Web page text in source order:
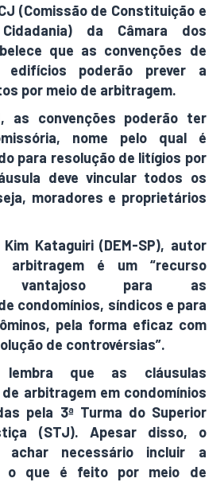
(Comissão de Constituição e
da Câmara dos
que as convenções de
edifícios poderão prever a
por meio de arbitragem.
as convenções poderão ter
nome pelo qual é
para resolução de litígios por
deve vincular todos os
moradores e proprietários
Kataguiri (DEM-SP), autor
é um “recurso
vantajoso para as
condomínios, síndicos e para
pela forma eficaz com
de controvérsias”.
lembra que as cláusulas
arbitragem em condomínios
pela 3ª Turma do Superior
(STJ). Apesar disso, o
achar necessário incluir a
o que é feito por meio de